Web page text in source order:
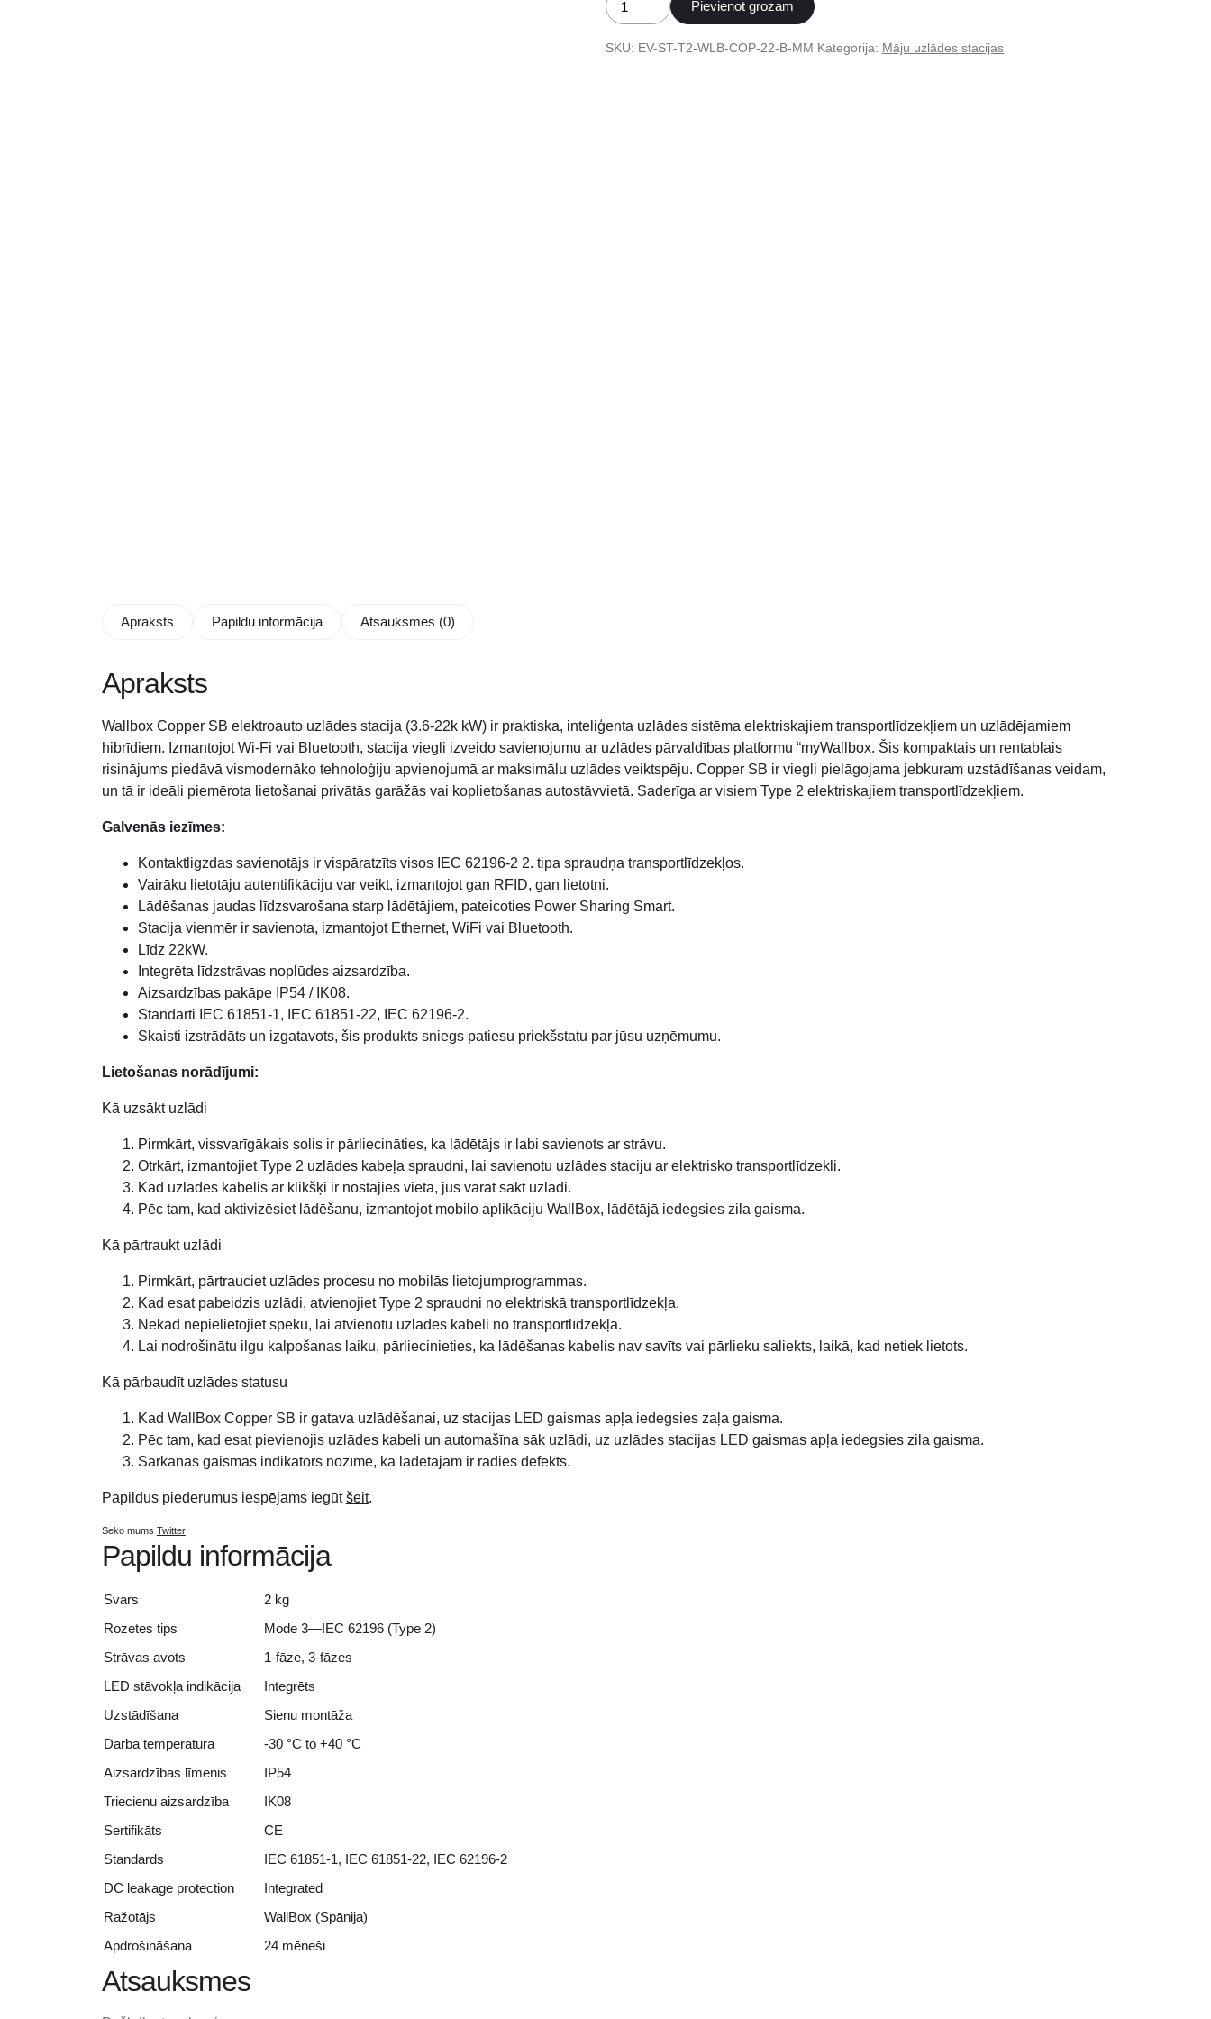
Copper
elektroauto
Pievienot grozam
SKU: EV-ST-T2-WLB-COP-22-B-MM Kategorija: Māju uzlādes stacijas
Apraksts Papildu informācija Atsauksmes (0)
Apraksts
Wallbox Copper SB elektroauto uzlādes stacija (3.6-22k kW) ir praktiska, inteliģenta uzlādes sistēma elektriskajiem transportlīdzekļiem un uzlādējamiem
hibrīdiem. Izmantojot Wi-Fi vai Bluetooth, stacija viegli izveido savienojumu ar uzlādes pārvaldības platformu “myWallbox. Šis kompaktais un rentablais
risinājums piedāvā vismodernāko tehnoloģiju apvienojumā ar maksimālu uzlādes veiktspēju. Copper SB ir viegli pielāgojama jebkuram uzstādīšanas veidam,
un tā ir ideāli piemērota lietošanai privātās garāžās vai koplietošanas autostāvvietā. Saderīga ar visiem Type 2 elektriskajiem transportlīdzekļiem.
Galvenās iezīmes:
Kontaktligzdas savienotājs ir vispāratzīts visos IEC 62196-2 2. tipa spraudņa transportlīdzekļos.
Vairāku lietotāju autentifikāciju var veikt, izmantojot gan RFID, gan lietotni.
Lādēšanas jaudas līdzsvarošana starp lādētājiem, pateicoties Power Sharing Smart.
Stacija vienmēr ir savienota, izmantojot Ethernet, WiFi vai Bluetooth.
Līdz 22kW.
Integrēta līdzstrāvas noplūdes aizsardzība.
Aizsardzības pakāpe IP54 / IK08.
Standarti IEC 61851-1, IEC 61851-22, IEC 62196-2.
Skaisti izstrādāts un izgatavots, šis produkts sniegs patiesu priekšstatu par jūsu uzņēmumu.
Lietošanas norādījumi:
Kā uzsākt uzlādi
Pirmkārt, vissvarīgākais solis ir pārliecināties, ka lādētājs ir labi savienots ar strāvu.
Otrkārt, izmantojiet Type 2 uzlādes kabeļa spraudni, lai savienotu uzlādes staciju ar elektrisko transportlīdzekli.
Kad uzlādes kabelis ar klikšķi ir nostājies vietā, jūs varat sākt uzlādi.
Pēc tam, kad aktivizēsiet lādēšanu, izmantojot mobilo aplikāciju WallBox, lādētājā iedegsies zila gaisma.
Kā pārtraukt uzlādi
Pirmkārt, pārtrauciet uzlādes procesu no mobilās lietojumprogrammas.
Kad esat pabeidzis uzlādi, atvienojiet Type 2 spraudni no elektriskā transportlīdzekļa.
Nekad nepielietojiet spēku, lai atvienotu uzlādes kabeli no transportlīdzekļa.
Lai nodrošinātu ilgu kalpošanas laiku, pārliecinieties, ka lādēšanas kabelis nav savīts vai pārlieku saliekts, laikā, kad netiek lietots.
Kā pārbaudīt uzlādes statusu
Kad WallBox Copper SB ir gatava uzlādēšanai, uz stacijas LED gaismas apļa iedegsies zaļa gaisma.
Pēc tam, kad esat pievienojis uzlādes kabeli un automašīna sāk uzlādi, uz uzlādes stacijas LED gaismas apļa iedegsies zila gaisma.
Sarkanās gaismas indikators nozīmē, ka lādētājam ir radies defekts.
Papildus piederumus iespējams iegūtšeit.
Seko mums Twitter
Papildu informācija
Svars
2 kg
Rozetes tips
Mode 3—IEC 62196 (Type 2)
Strāvas avots
1-fāze, 3-fāzes
LED stāvokļa indikācija
Integrēts
Uzstādīšana
Sienu montāža
Darba temperatūra
-30 °C to +40 °C
Aizsardzības līmenis
IP54
Triecienu aizsardzība
IK08
Sertifikāts
CE
Standards
IEC 61851-1, IEC 61851-22, IEC 62196-2
DC leakage protection
Integrated
Ražotājs
WallBox (Spānija)
Apdrošināšana
24 mēneši
Atsauksmes